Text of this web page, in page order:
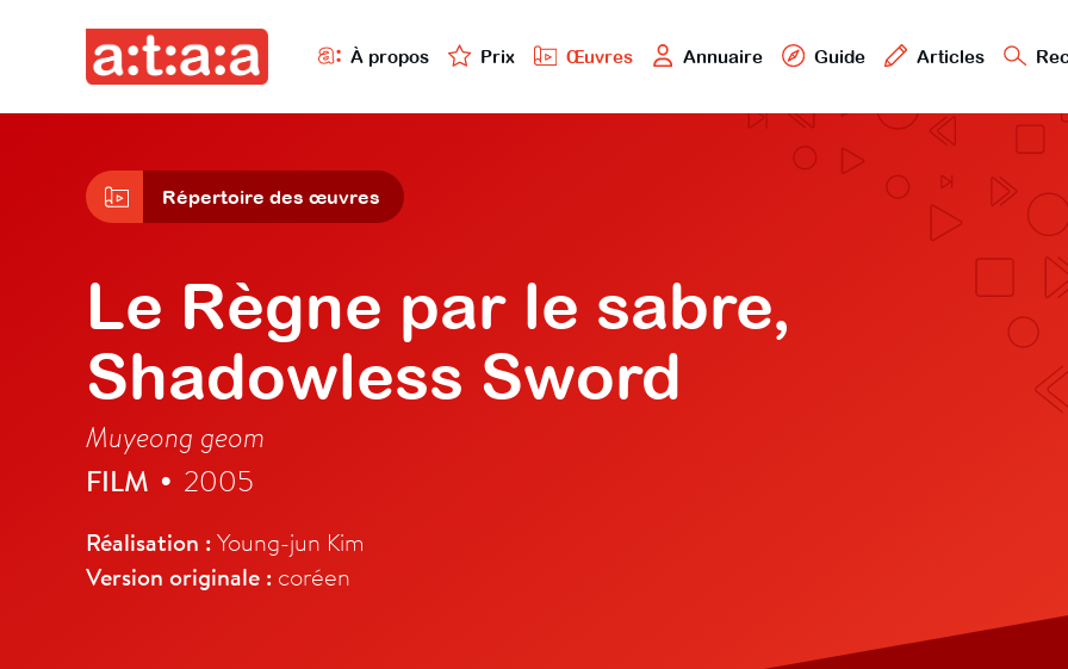
À propos Prix Œuvres Annuaire Guide Articles
Répertoire des œuvres
Le Règne par le sabre,
Shadowless Sword
Muyeong geom
FILM • 2005
Réalisation :Young-jun Kim
Version originale : coréen